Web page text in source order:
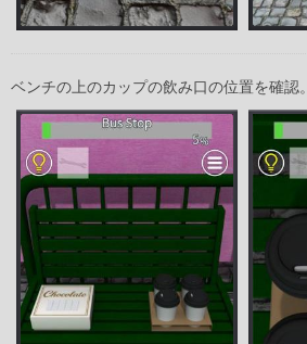
ベンチの上のカップの飲み口の位置を確認。